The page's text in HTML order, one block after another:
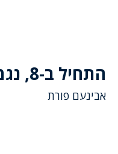
התחיל ב-8, נגמר ב-5
אבינעם פורת